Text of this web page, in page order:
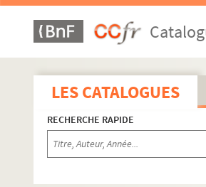
LES CATALOGUES
RECHERCHE RAPIDE
« Prière et élévation avec
« Catalogue alphabétique
« Epytaphya abbatum
« Elogia singulorum
Lettre de l'official
Notes sur l'Antiphonaire de
Notes sur Jérôme de La